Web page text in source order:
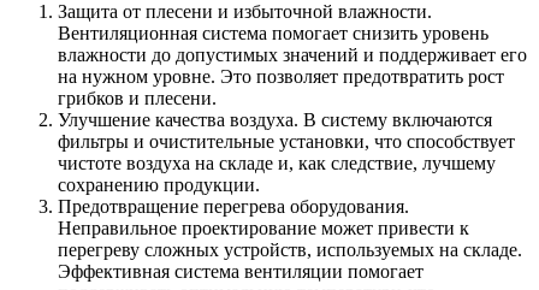
Защита от плесени и избыточной влажности.
Вентиляционная система помогает снизить уровень
влажности до допустимых значений и поддерживает его
на нужном уровне. Это позволяет предотвратить рост
грибков и плесени.
Улучшение качества воздуха. В систему включаются
фильтры и очистительные установки, что способствует
чистоте воздуха на складе и, как следствие, лучшему
сохранению продукции.
Предотвращение перегрева оборудования.
Неправильное проектирование может привести к
перегреву сложных устройств, используемых на складе.
Эффективная система вентиляции помогает